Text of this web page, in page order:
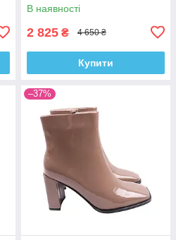
В наявності
2 825 ₴ 4 650 ₴
Купити
–37%